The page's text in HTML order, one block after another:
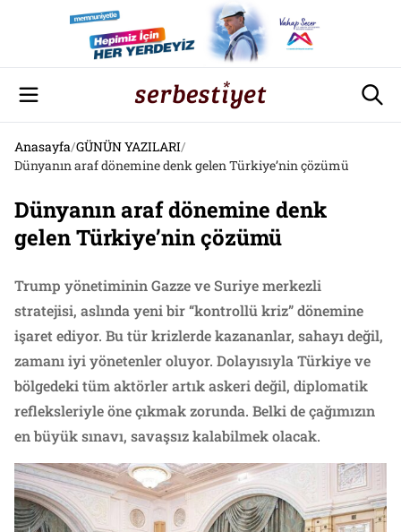
Anasayfa/GÜNÜN YAZILARI/
Dünyanın araf dönemine denk gelen Türkiye’nin çözümü
Dünyanın araf dönemine denk
gelen Türkiye’nin çözümü
Trump yönetiminin Gazze ve Suriye merkezli
stratejisi, aslında yeni bir “kontrollü kriz” dönemine
işaret ediyor. Bu tür krizlerde kazananlar, sahayı değil,
zamanı iyi yönetenler oluyor. Dolayısıyla Türkiye ve
bölgedeki tüm aktörler artık askeri değil, diplomatik
refleksleriyle öne çıkmak zorunda. Belki de çağımızın
en büyük sınavı, savaşsız kalabilmek olacak.